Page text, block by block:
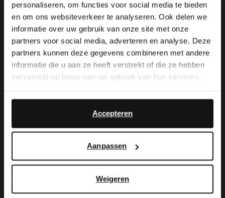
personaliseren, om functies voor social media te bieden
en om ons websiteverkeer te analyseren. Ook delen we
informatie over uw gebruik van onze site met onze
partners voor social media, adverteren en analyse. Deze
partners kunnen deze gegevens combineren met andere
informatie die u aan ze heeft verstrekt of die ze hebben
verzameld op basis van uw gebruik van hun services.
Accepteren
Aanpassen
Weigeren
Manfield
39.99
Manfield
Schoenpoets donkerbruin 75ml
7.99
×
View this website in English?
It looks like your language isn't Dutch. Would
you like to switch to English?
English